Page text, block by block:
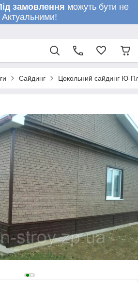
замовлення можуть бути не
Актуальними!
Сайдинг Цокольний сайдинг Ю-